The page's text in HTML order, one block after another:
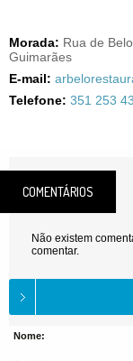
Morada: Rua de
Guimarães
E-mail:
Telefone: 351 253
COMENTÁRIOS
Não existem
comentar.
Nome: